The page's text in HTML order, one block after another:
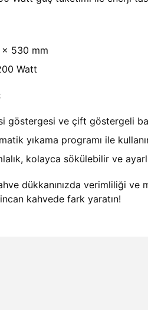
530 mm
Watt
göstergesi ve çift göstergeli
yıkama programı ile
kolayca sökülebilir ve
dükkanınızda verimliliği
kahvede fark yaratın!